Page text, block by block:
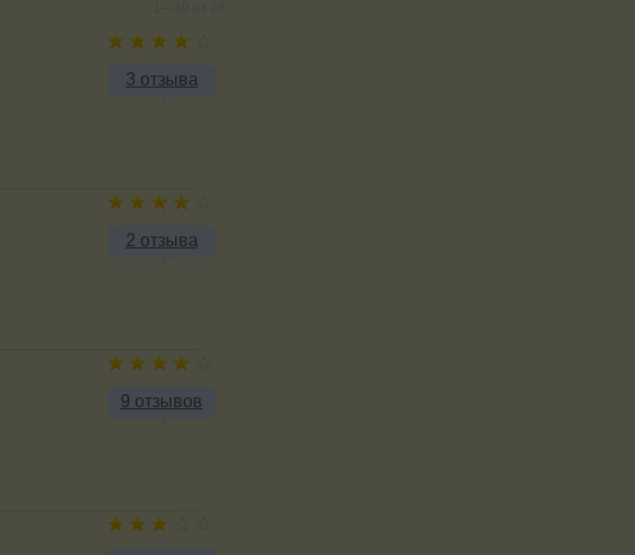
3 отзыва
2 отзыва
9 отзывов